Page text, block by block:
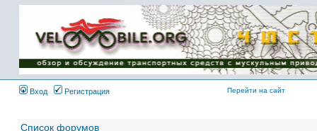
Имя пользователя:
Пароль:
{ LOG_ME_IN_SHORT
}
Вход
Регистрация Перейти на сайт
Список форумов